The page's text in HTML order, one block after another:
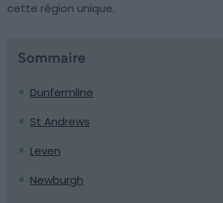
cette région unique.
Sommaire
Dunfermline
St Andrews
Leven
Newburgh